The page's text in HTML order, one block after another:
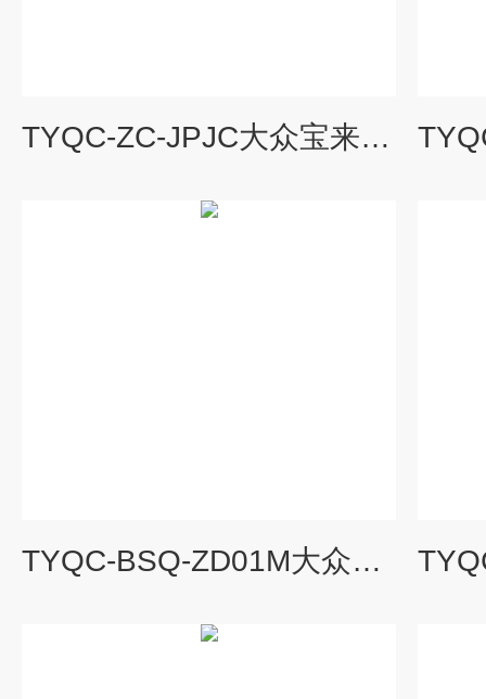
TYQC-ZC-JPJC大众宝来整车解剖检测系统|汽车教学设备
TYQC-BSQ-ZD01M大众O1M自动变速器实训台|汽车教学设备